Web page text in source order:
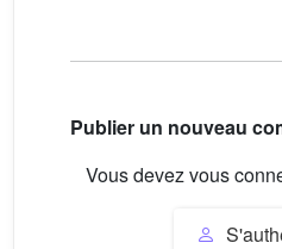
Publier un nouveau
Vous devez vous